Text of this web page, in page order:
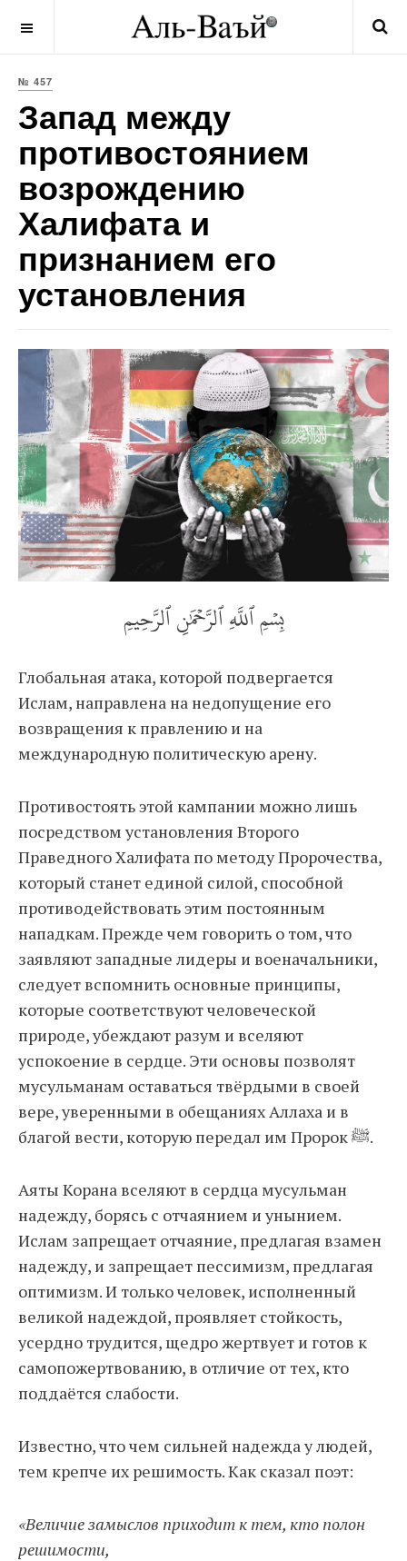
№ 457
Запад между
противостоянием
возрождению
Халифата и
признанием его
установления
بِسۡمِ ٱللَّهِ ٱلرَّحۡمَٰنِ ٱلرَّحِيمِ
Глобальная атака, которой подвергается
Ислам, направлена на недопущение его
возвращения к правлению и на
международную политическую арену.
Противостоять этой кампании можно лишь
посредством установления Второго
Праведного Халифата по методу Пророчества,
который станет единой силой, способной
противодействовать этим постоянным
нападкам. Прежде чем говорить о том, что
заявляют западные лидеры и военачальники,
следует вспомнить основные принципы,
которые соответствуют человеческой
природе, убеждают разум и вселяют
успокоение в сердце. Эти основы позволят
мусульманам оставаться твёрдыми в своей
вере, уверенными в обещаниях Аллаха и в
благой вести, которую передал им Пророк ﷺ.
Аяты Корана вселяют в сердца мусульман
надежду, борясь с отчаянием и унынием.
Ислам запрещает отчаяние, предлагая взамен
надежду, и запрещает пессимизм, предлагая
оптимизм. И только человек, исполненный
великой надеждой, проявляет стойкость,
усердно трудится, щедро жертвует и готов к
самопожертвованию, в отличие от тех, кто
поддаётся слабости.
Известно, что чем сильней надежда у людей,
тем крепче их решимость. Как сказал поэт:
«Величие замыслов приходит к тем, кто полон
решимости,